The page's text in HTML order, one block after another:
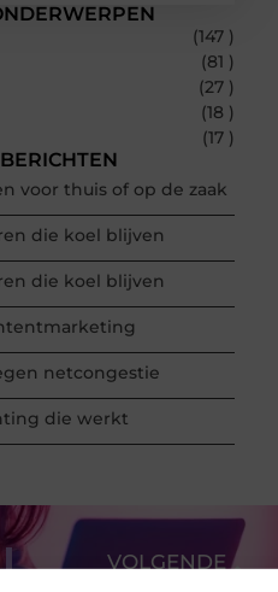
(147 )
(81 )
(27 )
(18 )
(17 )
voor thuis of op de zaak
die koel blijven
die koel blijven
netcongestie
die werkt
VOLGENDE